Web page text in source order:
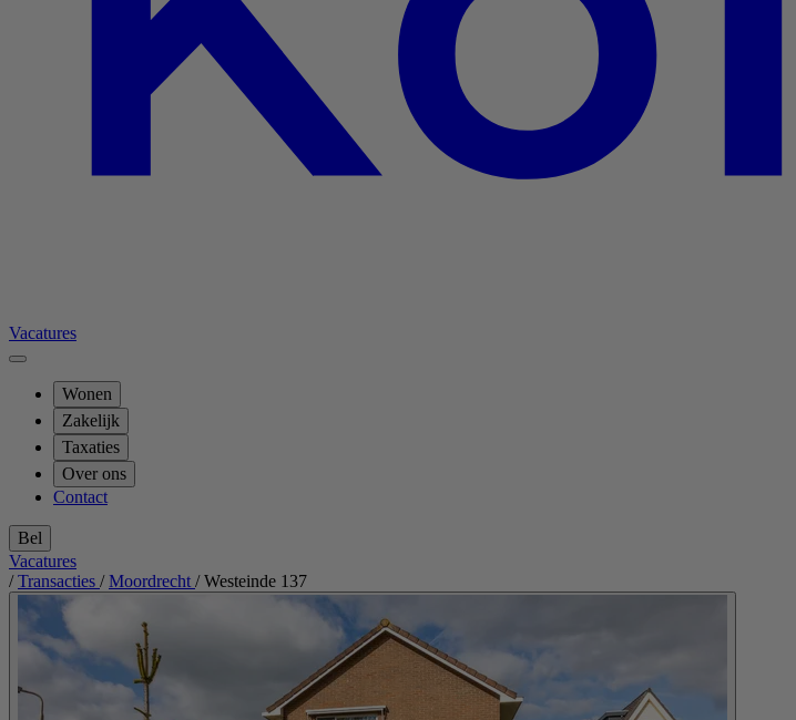
Vacatures
Wonen
Zakelijk
Taxaties
Over ons
Contact
Bel
Vacatures
/ Transacties / Moordrecht / Westeinde 137